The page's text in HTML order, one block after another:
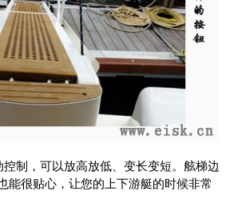
制，可以放高放低、变长变短。舷梯边
能很贴心，让您的上下游艇的时候非常